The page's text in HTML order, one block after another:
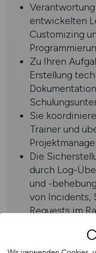
entwickelten
Customizing
Zu Ihren
Erstellung
Sie
Trainer und
Die
durch Log-
und -
von Incidents,
Requests im